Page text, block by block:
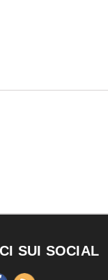
SUI SOCIAL